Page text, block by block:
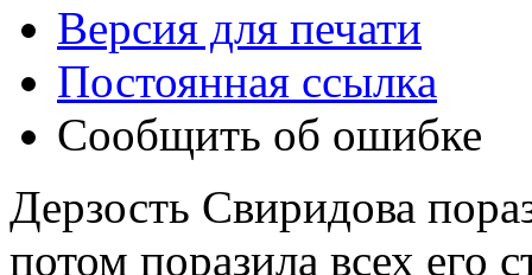
Версия для печати
Постоянная ссылка
Сообщить об ошибке
Дерзость Свиридова
потом поразила всех его